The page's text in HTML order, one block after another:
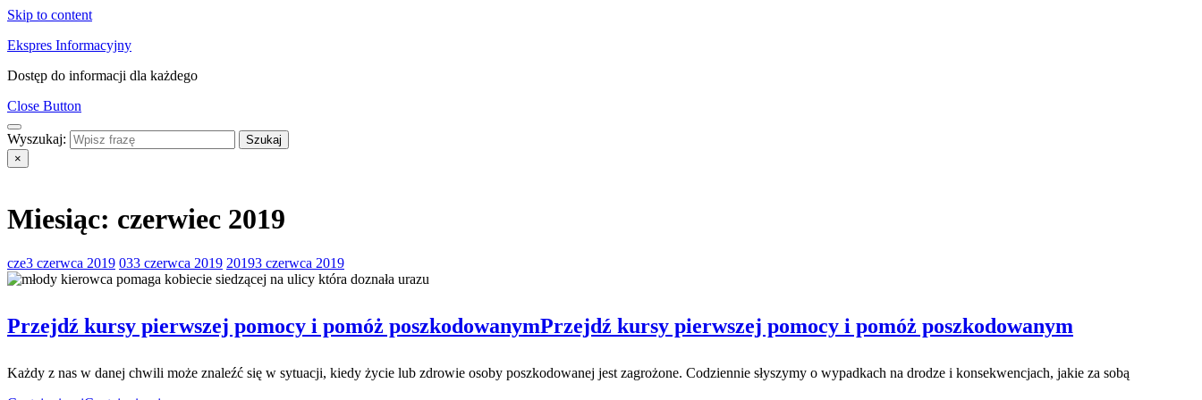
Skip to content
Ekspres Informacyjny
Dostęp do informacji dla każdego
Close Button
Wyszukaj:
×
Miesiąc: czerwiec 2019
cze3 czerwca 2019 033 czerwca 2019 20193 czerwca 2019
Przejdź kursy pierwszej pomocy i pomóż poszkodowanymPrzejdź kursy pierwszej pomocy i pomóż poszkodowanym
Każdy z nas w danej chwili może znaleźć się w sytuacji, kiedy życie lub zdrowie osoby poszkodowanej jest zagrożone. Codziennie słyszymy o wypadkach na drodze i konsekwencjach, jakie za sobą